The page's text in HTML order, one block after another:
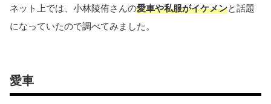
ネット上では、小林陵侑さんの愛車や私服がイケメンと話題
になっていたので調べてみました。
愛車